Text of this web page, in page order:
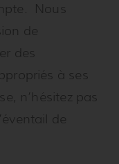
Nous
de
des
à ses
n’hésitez pas
de